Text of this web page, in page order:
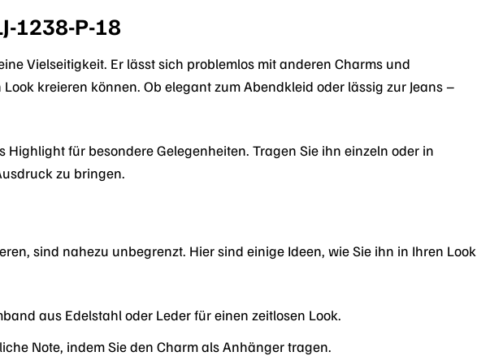
1238-P-18
Vielseitigkeit. Er lässt sich problemlos mit anderen Charms und
kreieren können. Ob elegant zum Abendkleid oder lässig zur Jeans –
für besondere Gelegenheiten. Tragen Sie ihn einzeln oder in
zu bringen.
sind nahezu unbegrenzt. Hier sind einige Ideen, wie Sie ihn in Ihren Look
aus Edelstahl oder Leder für einen zeitlosen Look.
Note, indem Sie den Charm als Anhänger tragen.